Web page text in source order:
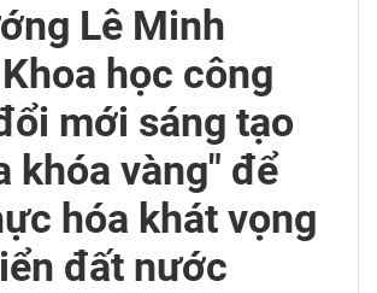
Lê Minh
học công
mới sáng tạo
khóa vàng" để
hóa khát vọng
đất nước